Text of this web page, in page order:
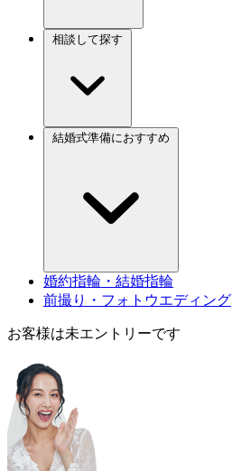
婚約指輪・結婚指輪
前撮り・フォトウエディング
お客様は未エントリーです